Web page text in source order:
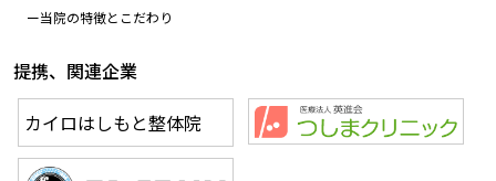
当院の特徴とこだわり
提携、関連企業
カイロはしもと整体院